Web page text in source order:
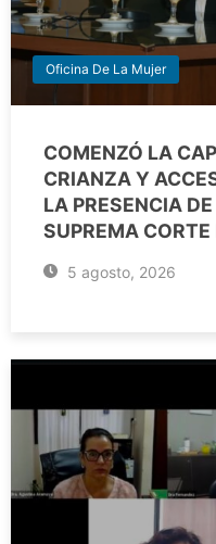
Oficina De La Mujer
COMENZÓ LA
CRIANZA Y
LA PRESENCIA
SUPREMA
5 agosto, 2026